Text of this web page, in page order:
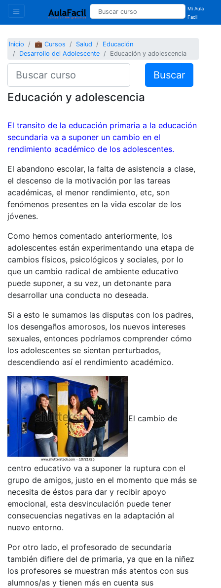
Mi Aula
Facil
Inicio 💼 Cursos Salud
Educación
Desarrollo del Adolescente
Educación y adolescencia
Buscar
Educación y adolescencia
El transito de la educación primaria a la educación
secundaria va a suponer un cambio en el
rendimiento académico de los adolescentes.
El abandono escolar, la falta de asistencia a clase,
el descenso de la motivación por las tareas
académicas, el menor rendimiento, etc, son
fenómenos presentes en la vida escolar de los
jóvenes.
Como hemos comentado anteriormente, los
adolescentes están experimentando una etapa de
cambios físicos, psicológicos y sociales, por lo
que un cambio radical de ambiente educativo
puede suponer, a su vez, un detonante para
desarrollar una conducta no deseada.
Si a esto le sumamos las disputas con los padres,
los desengaños amorosos, los nuevos intereses
sexuales, entonces podríamos comprender cómo
los adolescentes se sientan perturbados,
descendiendo así el rendimiento académico.
El cambio de
centro educativo va a suponer la ruptura con el
grupo de amigos, justo en el momento que más se
necesita de éstos para dar y recibir apoyo
emocional, esta desvinculación puede tener
consecuencias negativas en la adaptación al
nuevo entorno.
Por otro lado, el profesorado de secundaria
también difiere del de primaria, ya que en la niñez
los profesores se muestran más atentos con sus
alumnos/as y tienen más en cuenta sus